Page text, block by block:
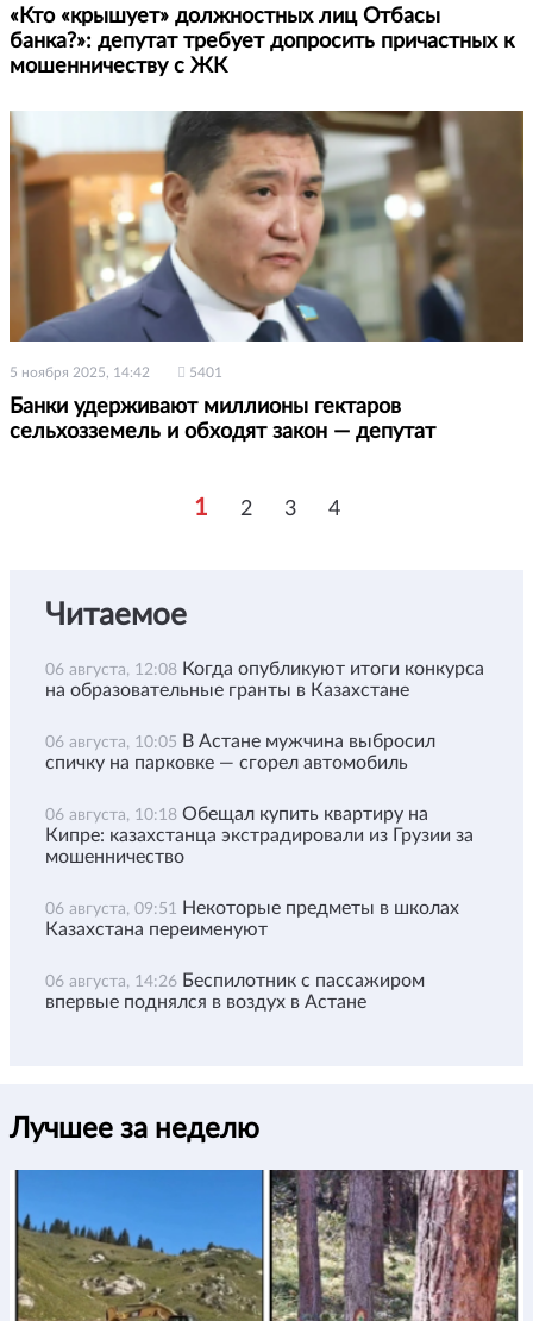
«Кто «крышует» должностных лиц Отбасы
банка?»: депутат требует допросить причастных к
мошенничеству с ЖК
5 ноября 2025, 14:42 5401
Банки удерживают миллионы гектаров
сельхозземель и обходят закон — депутат
1 2 3 4
Читаемое
06 августа, 12:08 Когда опубликуют итоги конкурса
на образовательные гранты в Казахстане
06 августа, 10:05 В Астане мужчина выбросил
спичку на парковке — сгорел автомобиль
06 августа, 10:18 Обещал купить квартиру на
Кипре: казахстанца экстрадировали из Грузии за
мошенничество
06 августа, 09:51 Некоторые предметы в школах
Казахстана переименуют
06 августа, 14:26 Беспилотник с пассажиром
впервые поднялся в воздух в Астане
Лучшее за неделю